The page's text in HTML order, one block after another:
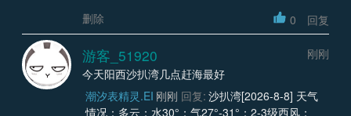
删除
0 回复
游客_51920
刚刚
今天阳西沙扒湾几点赶海最好
潮汐表精灵.EI 刚刚 回复: 沙扒湾[2026-8-8] 天气
情况：多云；水30°；气27°-31°；2-3级西风；